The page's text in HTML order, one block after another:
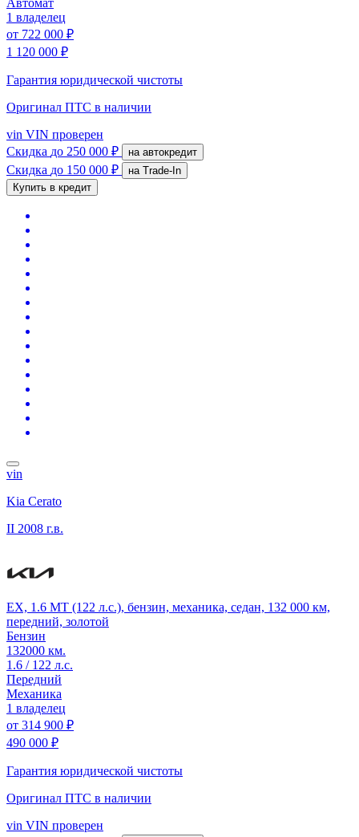
1 владелец
от 722 000 ₽
1 120 000 ₽
Гарантия юридической чистоты
Оригинал ПТС в наличии
vin VIN проверен
Скидка до 250 000 ₽ на автокредит
Скидка до 150 000 ₽
на Trade-In
Купить в кредит
vin
Kia Cerato
II 2008 г.в.
EX, 1.6 MT (122 л.с.), бензин, механика, седан, 132 000 км,
передний, золотой
Бензин
132000 км.
1.6 / 122 л.с.
Передний
Механика
1 владелец
от 314 900 ₽
490 000 ₽
Гарантия юридической чистоты
Оригинал ПТС в наличии
vin VIN проверен